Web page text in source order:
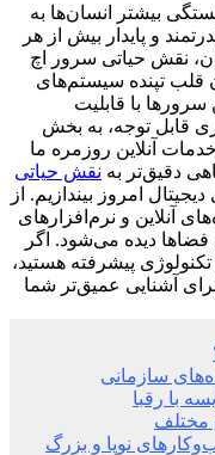
بیشتر انسان‌ها به
و پایدار بیش از هر
نقش حیاتی سرور اچ
قلب تپنده سیستم‌های
با قابلیت
قابل توجه، به بخش
آنلاین روزمره ما
دقیق‌تر به نقش حیاتی
امروز بیندازیم. از
آنلاین و نرم‌افزارهای
فضاها دیده می‌شود. اگر
پیشرفته هستید،
آشنایی عمیق‌تر شما
سازمانی
با رقبا
مختلف
نوپا و بزرگ